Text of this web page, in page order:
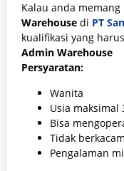
Kalau anda
Warehouse di PT
kualifikasi yang
Admin Warehouse
Persyaratan:
Wanita
Usia maksimal
Bisa
Tidak
Pengalaman